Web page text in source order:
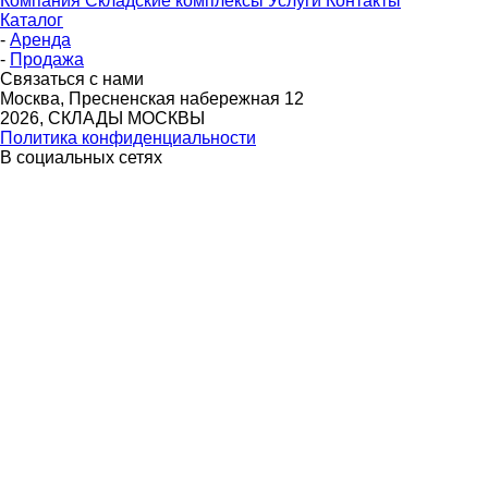
Каталог
- Аренда
- Продажа
Связаться с нами
Москва, Пресненская набережная 12
2026, СКЛАДЫ МОСКВЫ
Политика конфиденциальности
В социальных сетях